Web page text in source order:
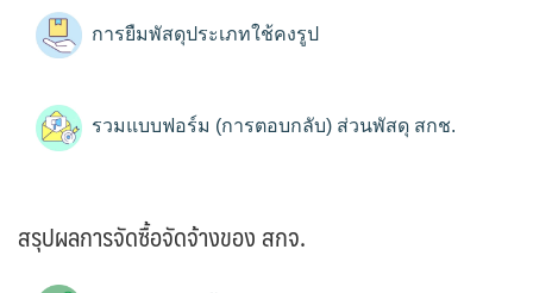
การยืมพัสดุประเภทใช้คงรูป
รวมแบบฟอร์ม (การตอบกลับ) ส่วนพัสดุ สกช.
สรุปผลการจัดซื้อจัดจ้างของ สกจ.